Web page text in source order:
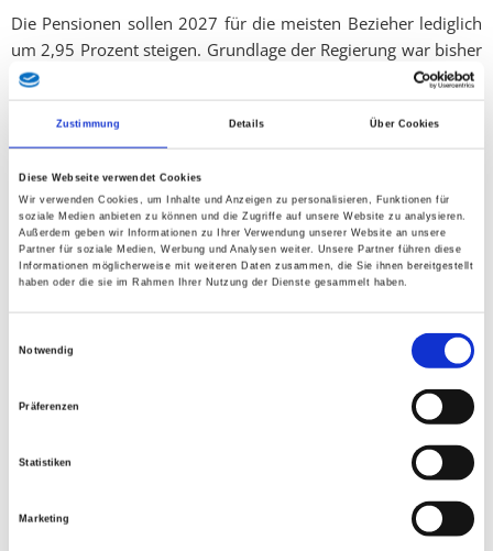
Zustimmung Details Über Cookies
Diese Webseite verwendet Cookies
Wir verwenden Cookies, um Inhalte und Anzeigen zu personalisieren, Funktionen für
soziale Medien anbieten zu können und die Zugriffe auf unsere Website zu analysieren.
Außerdem geben wir Informationen zu Ihrer Verwendung unserer Website an unsere
Partner für soziale Medien, Werbung und Analysen weiter. Unsere Partner führen diese
Informationen möglicherweise mit weiteren Daten zusammen, die Sie ihnen bereitgestellt
haben oder die sie im Rahmen Ihrer Nutzung der Dienste gesammelt haben.
Notwendig
Präferenzen
Statistiken
Marketing
Die Pensionen sollen 2027 für die meisten Bezieher lediglich
um 2,95 Prozent steigen. Grundlage der Regierung war bisher
eine angenommene maßgebliche Inflation von 3,3 Prozent.
Doch genau diese Annahme wackelt. Laut aktueller
Einschätzung des WIFO dürfte sich diese Rate nicht ausgehen.
Gleichzeitig lag die Inflation im Mai bereits bei 3,7 Prozent.
„Damit wird aus dem ohnehin unverschämten Pensionsraub
ein noch größerer Verlust für die ältere Generation. Die
Regierung hat nicht nur zu niedrig angepasst. Sie hat den
Menschen auch noch vorgemacht, der Schaden sei begrenzt.
im Alltag“, stellt Jaksch klar.
Besonders hart trifft diese Politik jene Menschen, die ihr
Leben lang gearbeitet, Beiträge bezahlt und dieses Land
Pensionisten jeden Einkauf, jede Stromrechnung, jeden
spart, schwächt nicht irgendeine Statistik, sondern echte
Haushalte. Das trifft Opa und Oma, aber auch Familien, die